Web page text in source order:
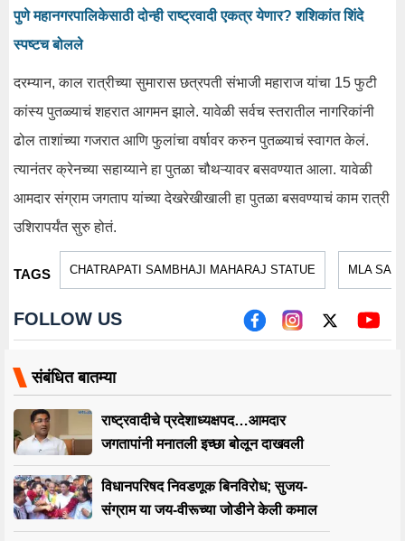
पुणे महानगरपालिकेसाठी दोन्ही राष्ट्रवादी एकत्र येणार? शशिकांत शिंदे
स्पष्टच बोलले
दरम्यान, काल रात्रीच्या सुमारास छत्रपती संभाजी महाराज यांचा 15 फुटी
कांस्य पुतळ्याचं शहरात आगमन झाले. यावेळी सर्वच स्तरातील नागरिकांनी
ढोल ताशांच्या गजरात आणि फुलांचा वर्षावर करुन पुतळ्याचं स्वागत केलं.
त्यानंतर क्रेनच्या सहाय्याने हा पुतळा चौथऱ्यावर बसवण्यात आला. यावेळी
आमदार संग्राम जगताप यांच्या देखरेखीखाली हा पुतळा बसवण्याचं काम रात्री
उशिरापर्यंत सुरु होतं.
TAGS CHATRAPATI SAMBHAJI MAHARAJ STATUE MLA
FOLLOW US
संबंधित बातम्या
राष्ट्रवादीचे प्रदेशाध्यक्षपद…आमदार
जगतापांनी मनातली इच्छा बोलून दाखवली
विधानपरिषद निवडणूक बिनविरोध; सुजय-
संग्राम या जय-वीरूच्या जोडीने केली कमाल